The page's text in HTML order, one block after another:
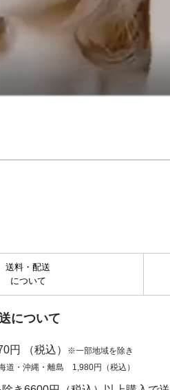
送料・配送
について
について
円 （税込）
※一部地域を除き
道・沖縄・離島 1,980円（税込）